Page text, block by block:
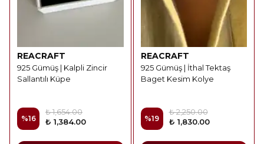
REACRAFT
925 Gümüş | Kalpli Zincir
Sallantılı Küpe
%16
₺ 1,654.00
₺ 1,384.00
REACRAFT
925 Gümüş | İthal Tektaş
Baget Kesim Kolye
%19
₺ 2,250.00
₺ 1,830.00